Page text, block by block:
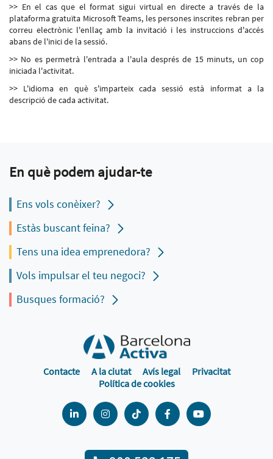
>> En el cas que el format sigui virtual en directe a través de la
plataforma gratuïta Microsoft Teams, les persones inscrites rebran per
correu electrònic l'enllaç amb la invitació i les instruccions d'accés
abans de l'inici de la sessió.
>> No es permetrà l'entrada a l'aula després de 15 minuts, un cop
iniciada l'activitat.
>> L'idioma en què s'imparteix cada sessió està informat a la
descripció de cada activitat.
En què podem ajudar-te
Ens vols conèixer?
Estàs buscant feina?
Tens una idea emprenedora?
Vols impulsar el teu negoci?
Busques formació?
Contacte A la ciutat Avís legal
Privacitat
Política de cookies